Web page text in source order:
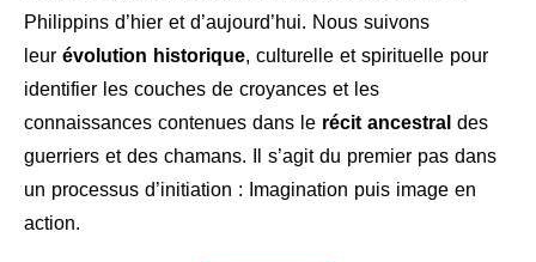
Philippins d’hier et d’aujourd’hui. Nous suivons
leur évolution historique, culturelle et spirituelle pour
identifier les couches de croyances et les
connaissances contenues dans le récit ancestral des
guerriers et des chamans. Il s’agit du premier pas dans
un processus d’initiation : Imagination puis image en
action.